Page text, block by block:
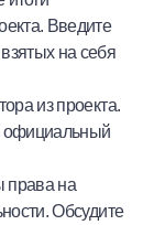
Введите
на себя
из проекта.
официальный
права на
Обсудите